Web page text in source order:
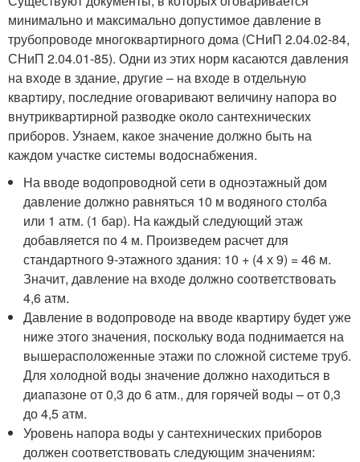
минимально и максимально допустимое давление в
трубопроводе многоквартирного дома (СНиП 2.04.02-84,
СНиП 2.04.01-85). Одни из этих норм касаются давления
на входе в здание, другие – на входе в отдельную
квартиру, последние оговаривают величину напора во
внутриквартирной разводке около сантехнических
приборов. Узнаем, какое значение должно быть на
каждом участке системы водоснабжения.
На вводе водопроводной сети в одноэтажный дом
давление должно равняться 10 м водяного столба
или 1 атм. (1 бар). На каждый следующий этаж
добавляется по 4 м. Произведем расчет для
стандартного 9-этажного здания: 10 + (4 х 9) = 46 м.
Значит, давление на входе должно соответствовать
4,6 атм.
Давление в водопроводе на вводе квартиру будет уже
ниже этого значения, поскольку вода поднимается на
вышерасположенные этажи по сложной системе труб.
Для холодной воды значение должно находиться в
диапазоне от 0,3 до 6 атм., для горячей воды – от 0,3
до 4,5 атм.
Уровень напора воды у сантехнических приборов
должен соответствовать следующим значениям: